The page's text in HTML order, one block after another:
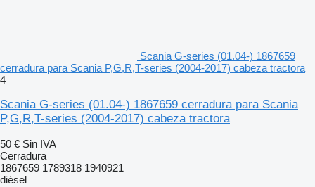
Scania G-series (01.04-) 1867659
cerradura para Scania P,G,R,T-series (2004-2017) cabeza tractora
4
Scania G-series (01.04-) 1867659 cerradura para Scania
P,G,R,T-series (2004-2017) cabeza tractora
50 € Sin IVA
Cerradura
1867659 1789318 1940921
diésel